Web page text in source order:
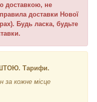
доставкою, не
доставки Нової
Будь ласка, будьте
Тарифи.
за кожне місце